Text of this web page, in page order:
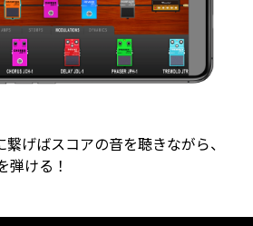
げばスコアの音を聴きながら、
弾ける！